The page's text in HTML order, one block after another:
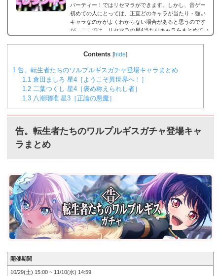
パーティー！ではリセマラができます。しかし、音ゲー
初めての人にとっては、正直どのキャラが当たり・強い
キャラなのかがよくわからない場合があると思うのです
が、ここでは、リセマラの星4当たりキャラをまとめてい
ラのやり方は以下のリンクで。2023年9月29日更新バン
当たりランキングの前に、バンドリ！ガルパにおける...
Contents [hide]
1 告。転生者たちのワルプルギスガチャ登場キャラまとめ
1.1 倉田ましろ 星4［ようこそ異世界へ！］
1.2 二葉つくし 星4［褒め称えられし者］
1.3 八潮瑠唯 星3［正論の悪魔］
告。転生者たちのワルプルギスガチャ登場キャ
ラまとめ
開催期間
10/29(土) 15:00 ~ 11/10(水) 14:59